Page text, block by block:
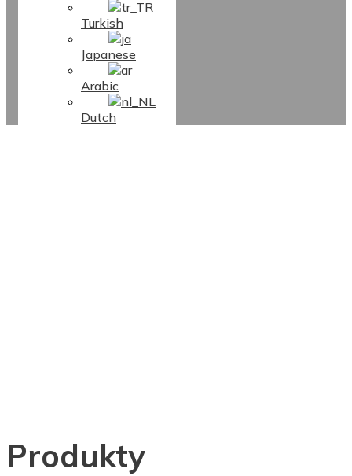
Turkish
Japanese
Arabic
Dutch
Produkty